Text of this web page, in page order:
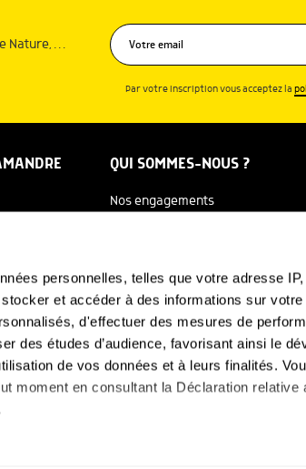
personnelles, telles que votre adresse
et accéder à des informations sur votre
d'effectuer des mesures de
des études d’audience, favorisant ainsi le
de vos données et à leurs finalités.
moment en consultant la Déclaration relative
Nature, …
Par votre inscription vous acceptez la
QUI SOMMES-NOUS ?
Nos engagements
L'équipe
Nous soutenir
FAQ